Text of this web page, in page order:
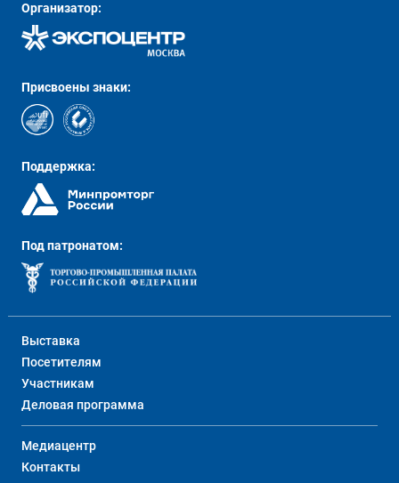
Организатор:
Присвоены знаки:
Поддержка:
Под патронатом:
Выставка
Посетителям
Участникам
Деловая программа
Медиацентр
Контакты